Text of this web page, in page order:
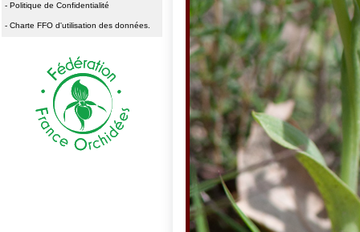
- Politique de Confidentialité
- Charte FFO d'utilisation des données.